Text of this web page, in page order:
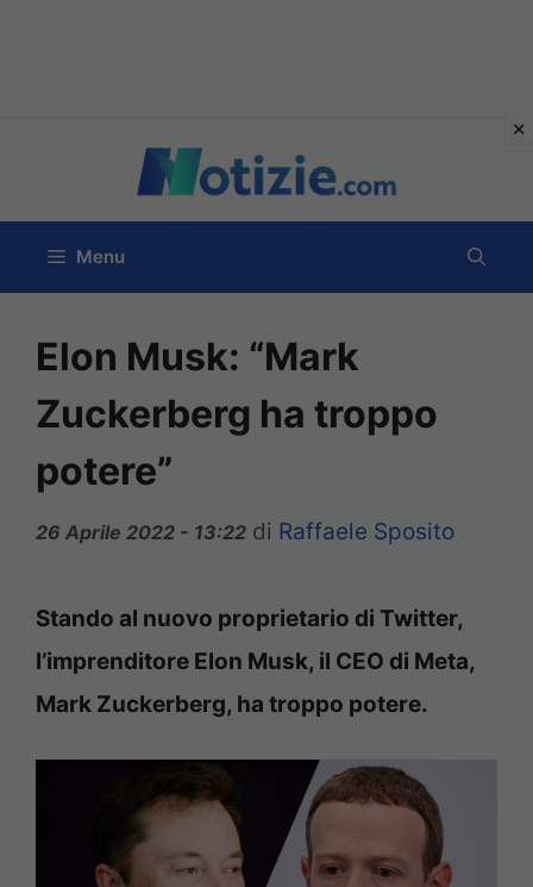
contenuto
Menu
Elon Musk: “Mark
Zuckerberg ha troppo
potere”
26 Aprile 2022 - 13:22 di Raffaele Sposito
Stando al nuovo proprietario di Twitter,
l’imprenditore Elon Musk, il CEO di Meta,
Mark Zuckerberg, ha troppo potere.